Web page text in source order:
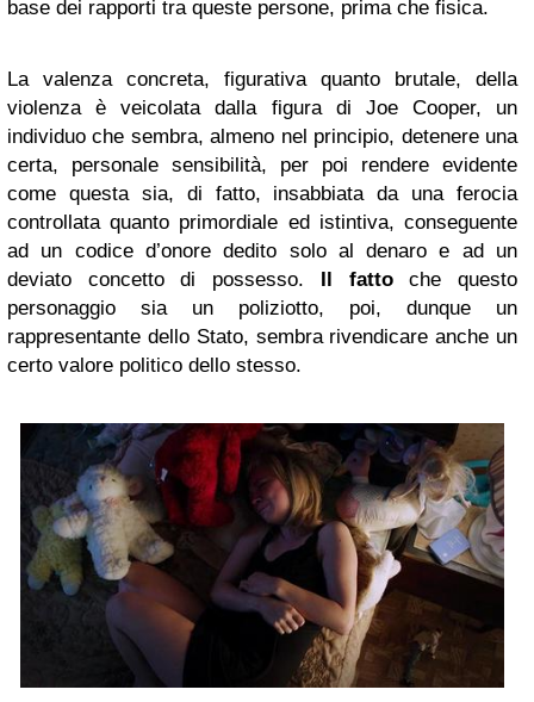
base dei rapporti tra queste persone, prima che fisica.
La valenza concreta, figurativa quanto brutale, della
violenza è veicolata dalla figura di Joe Cooper, un
individuo che sembra, almeno nel principio, detenere una
certa, personale sensibilità, per poi rendere evidente
come questa sia, di fatto, insabbiata da una ferocia
controllata quanto primordiale ed istintiva, conseguente
ad un codice d’onore dedito solo al denaro e ad un
deviato concetto di possesso. Il fattoche questo
personaggio sia un poliziotto, poi, dunque un
rappresentante dello Stato, sembra rivendicare anche un
certo valore politico dello stesso.